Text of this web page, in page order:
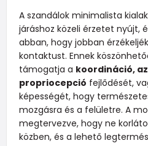
A szandálok minimalista
járáshoz közeli érzetet nyújt,
abban, hogy jobban
kontaktust. Ennek
támogatja a koordináció,
propriocepció fejlődését,
képességét, hogy
mozgásra és a felületre. A
megtervezve, hogy ne
közben, és a lehető